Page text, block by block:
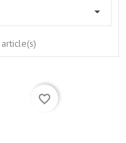

favorite_border